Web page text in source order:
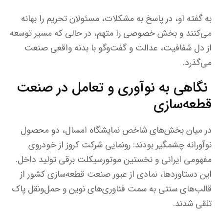
به گفته او، در پاسخ به مشکلات، مسئولان تحریم را بهانه
می‌کنند و بخش خصوصی را متهم، در حالی‌ که مسیر توسعه
از دل شفافیت، عدالت و گفت‌وگو با بدنه واقعی صنعت
می‌گذرد.
نگاهی به نوآوری و تعامل در صنعت
قطعه‌سازی
در میان بخش‌های شاخص نمایشگاه امسال، دو محصول
نوآورانه چشمگیر بودند: رونمایی شرکت کروز از خودروی
مفهومی ایرانی و نخستین موتورسیکلت برقی تولید داخل.
این دستاوردها، نمادی از عبور صنعت قطعه‌سازی کشور از
قالب‌های سنتی به سمت فناوری‌های نوین و حمل‌ونقل پاک
تلقی شدند.